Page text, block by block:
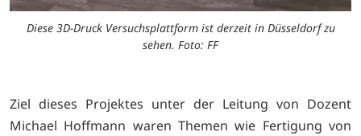
Diese 3D-Druck Versuchsplattform ist derzeit in Düsseldorf zu
sehen. Foto: FF
Ziel dieses Projektes unter der Leitung von Dozent
Michael Hoffmann waren Themen wie Fertigung von